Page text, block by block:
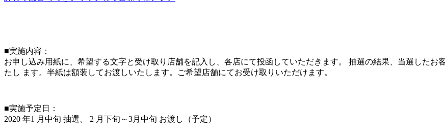
■実施内容：
お申し込み用紙に、希望する文字と受け取り店舗を記入し、各店にて投函していただきます。 抽選の結果、当選したお
たし ます。半紙は額装してお渡しいたします。ご希望店舗にてお受け取りいただけます。
■実施予定日：
2020 年1 月中旬 抽選、 2 月下旬～3月中旬 お渡し（予定）